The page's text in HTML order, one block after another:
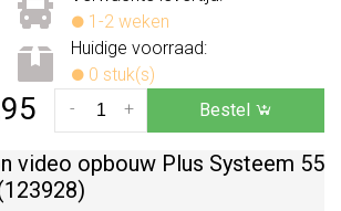
1-2 weken
Huidige voorraad:
0 stuk(s)
+
- Bestel
video opbouw Plus Systeem 55